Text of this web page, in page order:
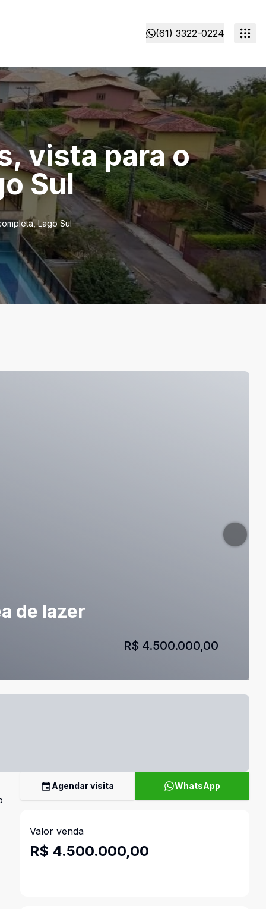
(61) 3322-0224
vista para o
Sul
Lago Sul
de lazer
R$ 4.500.000,00
Agendar visita WhatsApp
Valor venda
R$ 4.500.000,00